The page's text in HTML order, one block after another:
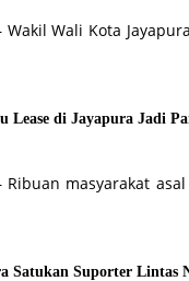
Wakil Wali Kota
Lease di Jayapura Jadi
Ribuan masyarakat
Satukan Suporter Lintas